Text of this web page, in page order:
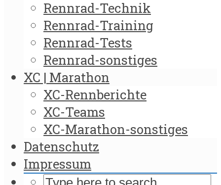
Rennrad-Technik
Rennrad-Training
Rennrad-Tests
Rennrad-sonstiges
XC | Marathon
XC-Rennberichte
XC-Teams
XC-Marathon-sonstiges
Datenschutz
Impressum